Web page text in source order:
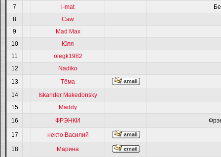
7
i-mat
8
Caw
9
Mad Max
10
Юля
11
olegk1982
12
Nadiko
13
Тёма
14
Iskander Makedonsky
15
Maddy
16
ФРЭНКИ
17 некто Василий
18 Марина